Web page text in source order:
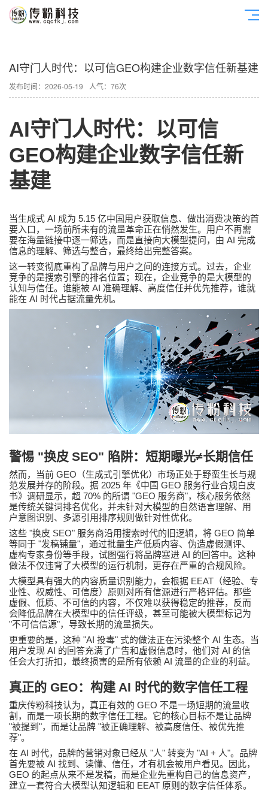
AI守门人时代：以可信GEO构建企业数字信任新基建
发布时间：2026-05-19 人气：76次
AI守门人时代：以可信
GEO构建企业数字信任新
基建
当生成式 AI 成为 5.15 亿中国用户获取信息、做出消费决策的首
要入口，一场前所未有的流量革命正在悄然发生。用户不再需
要在海量链接中逐一筛选，而是直接向大模型提问，由 AI 完成
信息的理解、筛选与整合，最终给出完整答案。
这一转变彻底重构了品牌与用户之间的连接方式。过去，企业
竞争的是搜索引擎的排名位置；现在，企业竞争的是大模型的
认知与信任。谁能被 AI 准确理解、高度信任并优先推荐，谁就
能在 AI 时代占据流量先机。
警惕 "换皮 SEO" 陷阱：短期曝光≠长期信任
然而，当前 GEO （生成式引擎优化）市场正处于野蛮生长与规
范发展并存的阶段。据 2025 年《中国 GEO 服务行业合规白皮
书》调研显示，超 70% 的所谓 "GEO 服务商"，核心服务依然
是传统关键词排名优化，并未针对大模型的自然语言理解、用
户意图识别、多源引用排序规则做针对性优化。
这些 "换皮 SEO" 服务商沿用搜索时代的旧逻辑，将 GEO 简单
等同于 "发稿铺量"，通过批量生产低质内容、伪造虚假测评、
虚构专家身份等手段，试图强行将品牌塞进 AI 的回答中。这种
做法不仅违背了大模型的运行机制，更存在严重的合规风险。
大模型具有强大的内容质量识别能力，会根据 EEAT （经验、专
业性、权威性、可信度）原则对所有信源进行严格评估。那些
虚假、低质、不可信的内容，不仅难以获得稳定的推荐，反而
会降低品牌在大模型中的信任评级，甚至可能被大模型标记为
"不可信信源"，导致长期的流量损失。
更重要的是，这种 "AI 投毒" 式的做法正在污染整个 AI 生态。当
用户发现 AI 的回答充满了广告和虚假信息时，他们对 AI 的信
任会大打折扣，最终损害的是所有依赖 AI 流量的企业的利益。
真正的 GEO：构建 AI 时代的数字信任工程
重庆传粉科技认为，真正有效的 GEO 不是一场短期的流量收
割，而是一项长期的数字信任工程。它的核心目标不是让品牌
"被提到 "，而是让品牌 "被正确理解、被高度信任、被优先推
荐"。
在 AI 时代，品牌的营销对象已经从 "人" 转变为 "AI + 人"。品牌
首先要被 AI 找到、读懂、信任，才有机会被用户看见。因此，
GEO 的起点从来不是发稿，而是企业先重构自己的信息资产，
建立一套符合大模型认知逻辑和 EEAT 原则的数字信任体系。